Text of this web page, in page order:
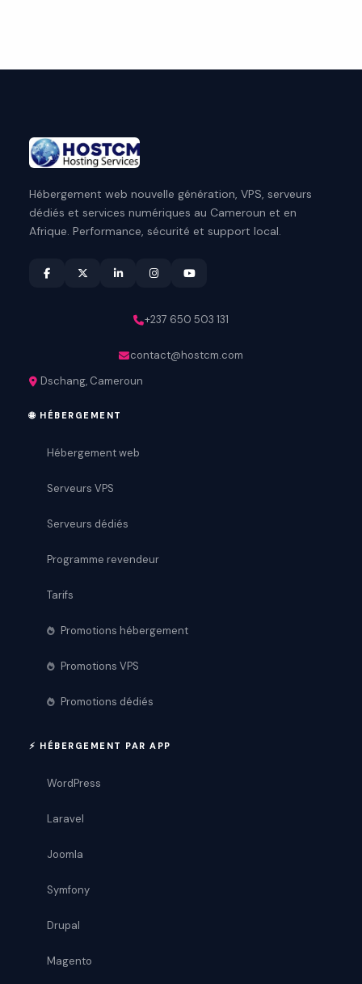
Hébergement web nouvelle génération, VPS, serveurs
dédiés et services numériques au Cameroun et en
Afrique. Performance, sécurité et support local.
+237 650 503 131
contact@hostcm.com
Dschang, Cameroun
🌐 HÉBERGEMENT
Hébergement web
Serveurs VPS
Serveurs dédiés
Programme revendeur
Tarifs
Promotions hébergement
Promotions VPS
Promotions dédiés
⚡ HÉBERGEMENT PAR APP
WordPress
Laravel
Joomla
Symfony
Drupal
Magento